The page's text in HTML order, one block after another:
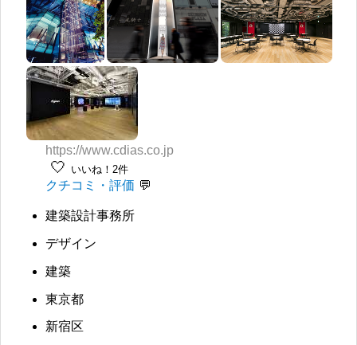
https://www.cdias.co.jp
🤍 いいね！2件
クチコミ・評価
建築設計事務所
デザイン
建築
東京都
新宿区